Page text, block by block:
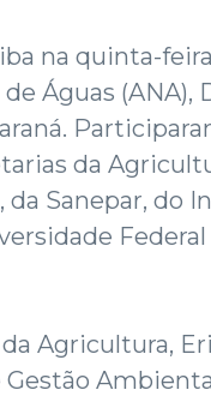
na quinta-
Águas (ANA),
da
Sanepar, do
Federal
Agricultura,
Gestão